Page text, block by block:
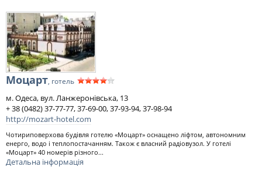
Моцарт, готель
м. Одеса, вул. Ланжеронівська, 13
+ 38 (0482) 37-77-77, 37-69-00, 37-93-94, 37-98-94
http://mozart-hotel.com
Чотириповерхова будівля готелю «Моцарт» оснащено ліфтом, автономним
енерго, водо і теплопостачанням. Також є власний радіовузол. У готелі
«Моцарт» 40 номерів різного...
Детальна інформація